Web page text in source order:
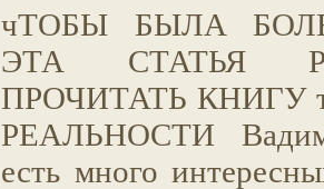
чТОБЫ БЫЛА
ЭТА СТАТЬЯ
ПРОЧИТАТЬ КНИГУ
РЕАЛЬНОСТИ
есть много